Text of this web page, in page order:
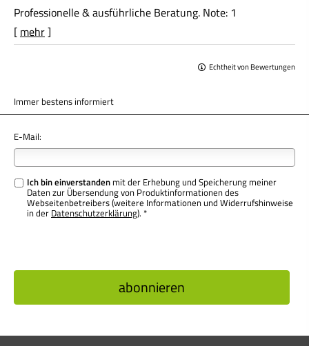
Professionelle & ausführliche Beratung. Note: 1
[ mehr]
Echtheit von Bewertungen
Immer bestens informiert
E-Mail:
Ich bin einverstanden mit der Erhebung und Speicherung meiner
Daten zur Übersendung von Produktinformationen des
Webseitenbetreibers (weitere Informationen und Widerrufshinweise
in der Datenschutzerklärung). *